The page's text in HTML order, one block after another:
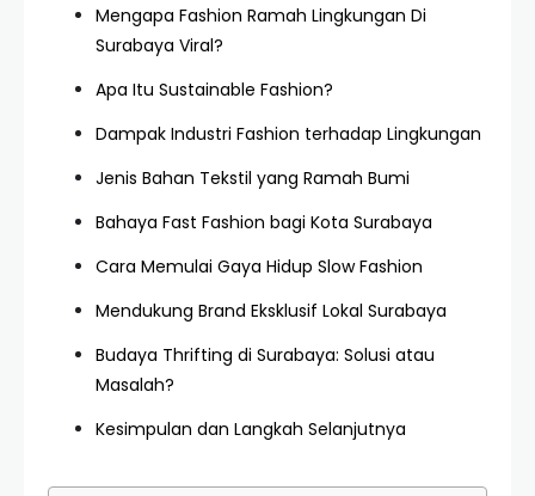
Mengapa Fashion Ramah Lingkungan Di
Surabaya Viral?
Apa Itu Sustainable Fashion?
Dampak Industri Fashion terhadap Lingkungan
Jenis Bahan Tekstil yang Ramah Bumi
Bahaya Fast Fashion bagi Kota Surabaya
Cara Memulai Gaya Hidup Slow Fashion
Mendukung Brand Eksklusif Lokal Surabaya
Budaya Thrifting di Surabaya: Solusi atau
Masalah?
Kesimpulan dan Langkah Selanjutnya